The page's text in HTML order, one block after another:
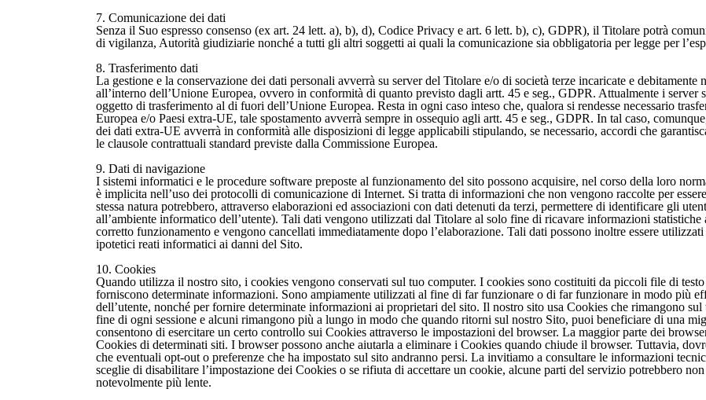
7. Comunicazione dei dati
Senza il Suo espresso consenso (ex art. 24 lett. a), b), d), Codice Privacy e art. 6 lett. b), c), GDPR), il Titolare potrà
di vigilanza, Autorità giudiziarie nonché a tutti gli altri soggetti ai quali la comunicazione sia obbligatoria per legge per
8. Trasferimento dati
La gestione e la conservazione dei dati personali avverrà su server del Titolare e/o di società terze incaricate e
all’interno dell’Unione Europea, ovvero in conformità di quanto previsto dagli artt. 45 e seg., GDPR. Attualmente i server
oggetto di trasferimento al di fuori dell’Unione Europea. Resta in ogni caso inteso che, qualora si rendesse necessario
Europea e/o Paesi extra-UE, tale spostamento avverrà sempre in ossequio agli artt. 45 e seg., GDPR. In tal caso,
dei dati extra-UE avverrà in conformità alle disposizioni di legge applicabili stipulando, se necessario, accordi che
le clausole contrattuali standard previste dalla Commissione Europea.
9. Dati di navigazione
I sistemi informatici e le procedure software preposte al funzionamento del sito possono acquisire, nel corso della loro
è implicita nell’uso dei protocolli di comunicazione di Internet. Si tratta di informazioni che non vengono raccolte per
stessa natura potrebbero, attraverso elaborazioni ed associazioni con dati detenuti da terzi, permettere di identificare gli
all’ambiente informatico dell’utente). Tali dati vengono utilizzati dal Titolare al solo fine di ricavare informazioni
corretto funzionamento e vengono cancellati immediatamente dopo l’elaborazione. Tali dati possono inoltre essere
ipotetici reati informatici ai danni del Sito.
10. Cookies
Quando utilizza il nostro sito, i cookies vengono conservati sul tuo computer. I cookies sono costituiti da piccoli file di
forniscono determinate informazioni. Sono ampiamente utilizzati al fine di far funzionare o di far funzionare in modo più
dell’utente, nonché per fornire determinate informazioni ai proprietari del sito. Il nostro sito usa Cookies che rimangono
fine di ogni sessione e alcuni rimangono più a lungo in modo che quando ritorni sul nostro Sito, puoi beneficiare di una
consentono di esercitare un certo controllo sui Cookies attraverso le impostazioni del browser. La maggior parte dei
Cookies di determinati siti. I browser possono anche aiutarla a eliminare i Cookies quando chiude il browser. Tuttavia,
che eventuali opt-out o preferenze che ha impostato sul sito andranno persi. La invitiamo a consultare le informazioni
sceglie di disabilitare l’impostazione dei Cookies o se rifiuta di accettare un cookie, alcune parti del servizio potrebbero
notevolmente più lente.